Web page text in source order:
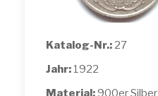
Katalog-Nr.: 27
Jahr: 1922
Material:900er Silber